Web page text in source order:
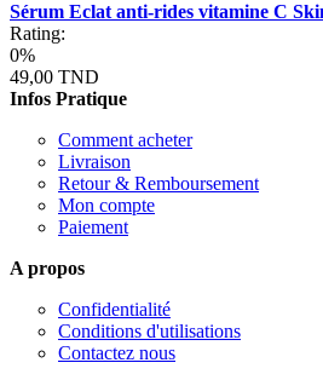
Sérum Eclat anti-rides vitamine C
Rating:
0%
49,00 TND
Infos Pratique
Comment acheter
Livraison
Retour & Remboursement
Mon compte
Paiement
A propos
Confidentialité
Conditions d'utilisations
Contactez nous